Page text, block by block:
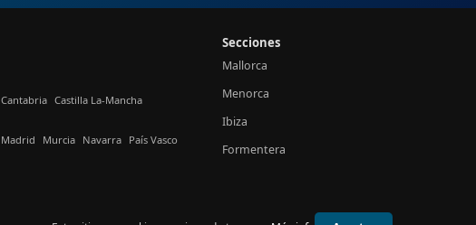
Cantabria Castilla La-Mancha
Madrid Murcia Navarra País Vasco
Secciones
Mallorca
Menorca
Ibiza
Formentera